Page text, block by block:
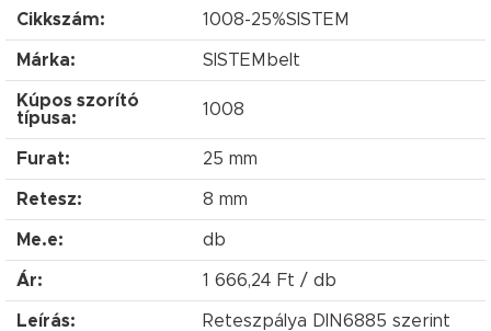
Cikkszám: 1008-25%SISTEM
Márka: SISTEMbelt
Kúpos szorító
típusa:
1008
Furat: 25 mm
Retesz: 8 mm
Me.e: db
Ár: 1 666,24 Ft / db
Leírás: Reteszpálya DIN6885 szerint